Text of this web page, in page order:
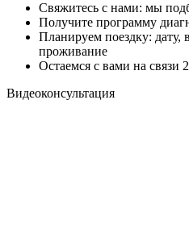
Свяжитесь с нами: мы
Получите программу
Планируем поездку: дату,
проживание
Остаемся с вами на связи
Видеоконсультация